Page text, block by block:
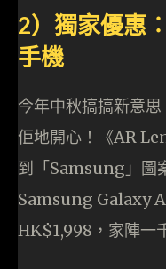
2）獨家優惠
手機
今年中秋搞搞新意
佢地開心！《AR
到「Samsung」圖
Samsung Galaxy
HK$1,998，家陣一